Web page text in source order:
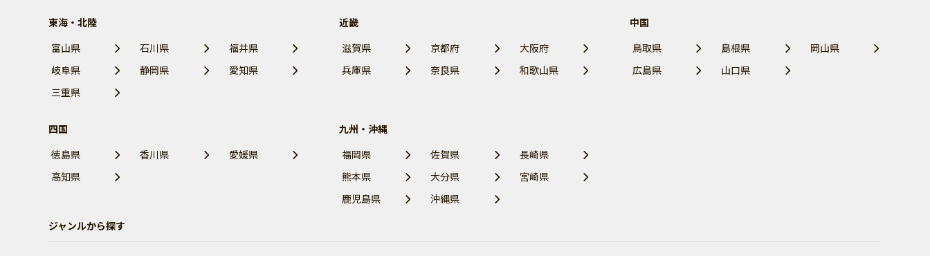
東海・北陸
富山県
石川県
福井県
岐阜県
静岡県
愛知県
三重県
近畿
滋賀県
京都府
大阪府
兵庫県
奈良県 和歌山県
中国
鳥取県
島根県
岡山県
広島県
山口県
四国
徳島県
香川県
愛媛県
高知県
九州・沖縄
福岡県
佐賀県
長崎県
熊本県
大分県
宮崎県
鹿児島県
沖縄県
ジャンルから探す